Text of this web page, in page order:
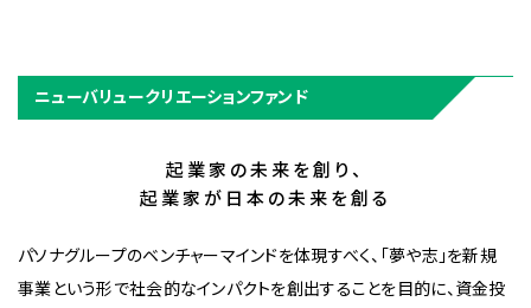
ニューバリュークリエーションファンド
起業家の未来を創り、
起業家が日本の未来を創る
パソナグループのベンチャーマインドを体現すべく、「夢や志」を新規
事業という形で社会的なインパクトを創出することを目的に、資金投